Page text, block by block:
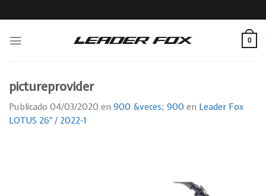
to
0
pictureprovider
Publicado 04/03/2020 en 900 &veces; 900 en Leader Fox
LOTUS 26″ / 2022-1